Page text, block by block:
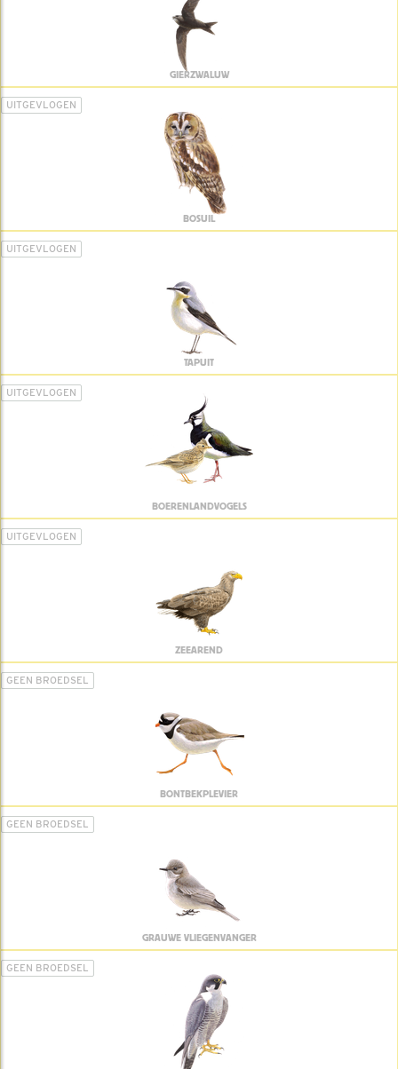
GIERZWALUW
UITGEVLOGEN
BOSUIL
UITGEVLOGEN
TAPUIT
UITGEVLOGEN
BOERENLANDVOGELS
UITGEVLOGEN
ZEEAREND
GEEN BROEDSEL
BONTBEKPLEVIER
GEEN BROEDSEL
GRAUWE VLIEGENVANGER
GEEN BROEDSEL